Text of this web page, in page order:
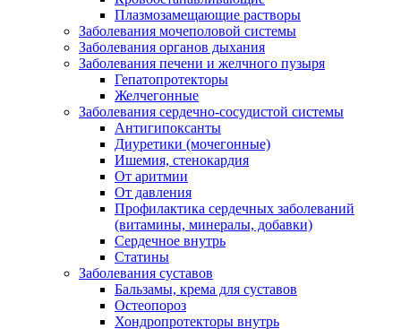
Плазмозамещающие растворы
Заболевания мочеполовой системы
Заболевания органов дыхания
Заболевания печени и желчного пузыря
Гепатопротекторы
Желчегонные
Заболевания сердечно-сосудистой системы
Антигипоксанты
Диуретики (мочегонные)
Ишемия, стенокардия
От аритмии
От давления
Профилактика сердечных заболеваний
(витамины, минералы, добавки)
Сердечное внутрь
Статины
Заболевания суставов
Бальзамы, крема для суставов
Остеопороз
Хондропротекторы внутрь